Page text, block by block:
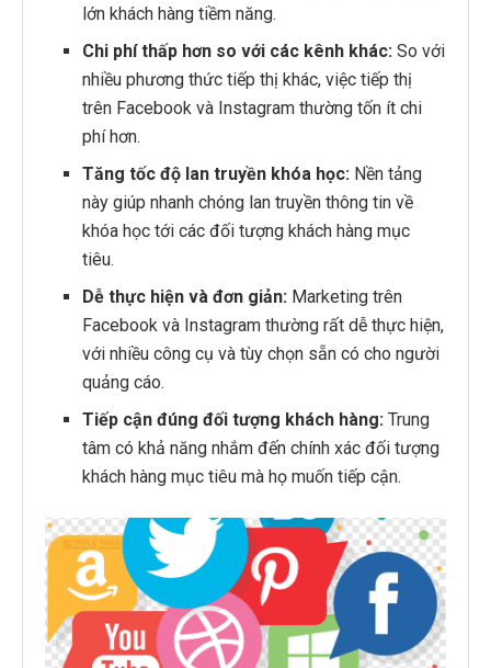
lớn khách hàng tiềm năng.
Chi phí thấp hơn so với các kênh khác: So với
nhiều phương thức tiếp thị khác, việc tiếp thị
trên Facebook và Instagram thường tốn ít chi
phí hơn.
Tăng tốc độ lan truyền khóa học: Nền tảng
này giúp nhanh chóng lan truyền thông tin về
khóa học tới các đối tượng khách hàng mục
tiêu.
Dễ thực hiện và đơn giản: Marketing trên
Facebook và Instagram thường rất dễ thực hiện,
với nhiều công cụ và tùy chọn sẵn có cho người
quảng cáo.
Tiếp cận đúng đối tượng khách hàng: Trung
tâm có khả năng nhắm đến chính xác đối tượng
khách hàng mục tiêu mà họ muốn tiếp cận.